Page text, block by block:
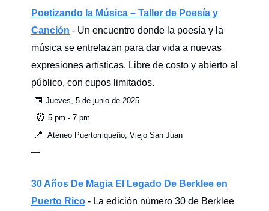
Poetizando la Música – Taller de Poesía y
Canción - Un encuentro donde la poesía y la
música se entrelazan para dar vida a nuevas
expresiones artísticas. Libre de costo y abierto al
público, con cupos limitados.
📅 Jueves, 5 de junio de 2025
⏰ 5 pm - 7 pm
📍 Ateneo Puertorriqueño, Viejo San Juan
—
30 Años De Magia El Legado De Berklee en
Puerto Rico - La edición número 30 de Berklee